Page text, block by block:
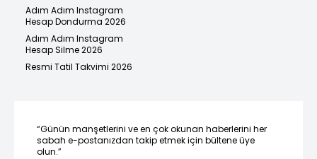
Adım Adım Instagram
Hesap Dondurma 2026
Adım Adım Instagram
Hesap Silme 2026
Resmi Tatil Takvimi 2026
“Günün manşetlerini ve en çok okunan haberlerini her
sabah e-postanızdan takip etmek için bültene üye
olun.”